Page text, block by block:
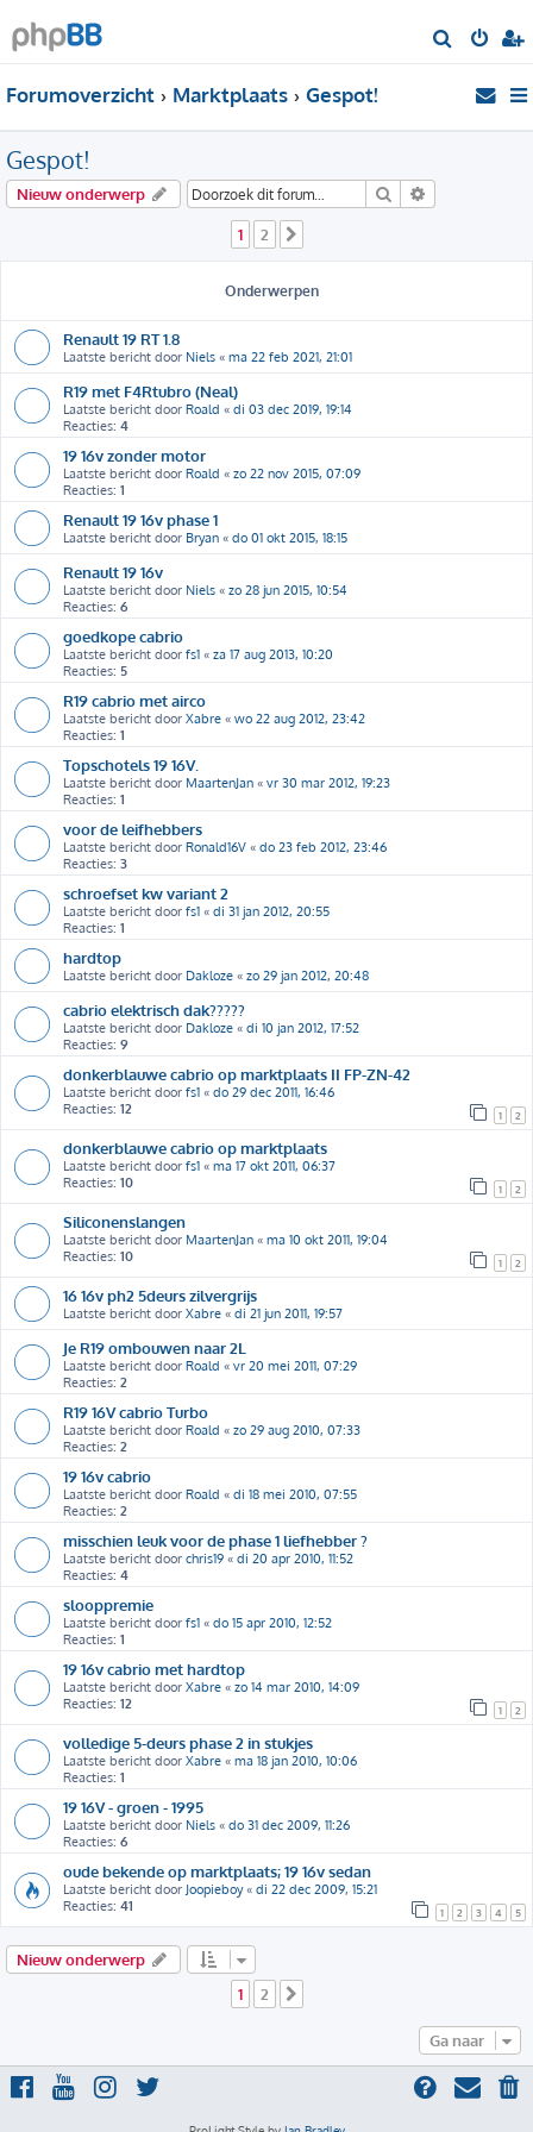
o
Forumoverzicht Marktplaats Gespot!
Gespot!
Nieuw onderwerp Zoek
1 2
Onderwerpen
Renault 19 RT 1.8
Laatste bericht door Niels « ma 22 feb 2021, 21:01
R19 met F4Rtubro (Neal)
Laatste bericht door Roald « di 03 dec 2019, 19:14
Reacties: 4
19 16v zonder motor
Laatste bericht door Roald « zo 22 nov 2015, 07:09
Reacties: 1
Renault 19 16v phase 1
Laatste bericht door Bryan « do 01 okt 2015, 18:15
Renault 19 16v
Laatste bericht door Niels « zo 28 jun 2015, 10:54
Reacties: 6
goedkope cabrio
Laatste bericht door fs1 « za 17 aug 2013, 10:20
Reacties: 5
R19 cabrio met airco
Laatste bericht door Xabre « wo 22 aug 2012, 23:42
Reacties: 1
Topschotels 19 16V.
Laatste bericht door MaartenJan « vr 30 mar 2012, 19:23
Reacties: 1
voor de leifhebbers
Laatste bericht door Ronald16V « do 23 feb 2012, 23:46
Reacties: 3
schroefset kw variant 2
Laatste bericht door fs1 « di 31 jan 2012, 20:55
Reacties: 1
hardtop
Laatste bericht door Dakloze « zo 29 jan 2012, 20:48
cabrio elektrisch dak?????
Laatste bericht door Dakloze « di 10 jan 2012, 17:52
Reacties: 9
donkerblauwe cabrio op marktplaats II FP-ZN-42
Laatste bericht door fs1 « do 29 dec 2011, 16:46
Reacties: 12 1 2
donkerblauwe cabrio op marktplaats
Laatste bericht door fs1 « ma 17 okt 2011, 06:37
Reacties: 10 1 2
Siliconenslangen
Laatste bericht door MaartenJan « ma 10 okt 2011, 19:04
Reacties: 10 1 2
16 16v ph2 5deurs zilvergrijs
Laatste bericht door Xabre « di 21 jun 2011, 19:57
Je R19 ombouwen naar 2L
Laatste bericht door Roald « vr 20 mei 2011, 07:29
Reacties: 2
R19 16V cabrio Turbo
Laatste bericht door Roald « zo 29 aug 2010, 07:33
Reacties: 2
19 16v cabrio
Laatste bericht door Roald « di 18 mei 2010, 07:55
Reacties: 2
misschien leuk voor de phase 1 liefhebber ?
Laatste bericht door chris19 « di 20 apr 2010, 11:52
Reacties: 4
slooppremie
Laatste bericht door fs1 « do 15 apr 2010, 12:52
Reacties: 1
19 16v cabrio met hardtop
Laatste bericht door Xabre « zo 14 mar 2010, 14:09
Reacties: 12 1 2
volledige 5-deurs phase 2 in stukjes
Laatste bericht door Xabre « ma 18 jan 2010, 10:06
Reacties: 1
19 16V - groen - 1995
Laatste bericht door Niels « do 31 dec 2009, 11:26
Reacties: 6
oude bekende op marktplaats; 19 16v sedan
Laatste bericht door Joopieboy« di 22 dec 2009, 15:21
Reacties: 41 1 2 3 4 5
Nieuw onderwerp
1
2
Ga naar